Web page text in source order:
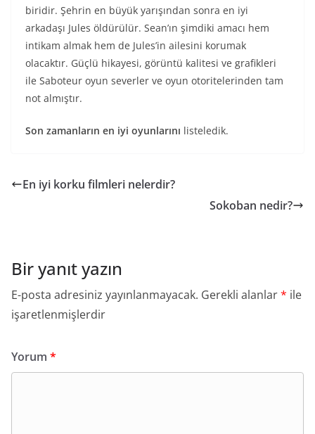
biridir. Şehrin en büyük yarışından sonra en iyi
arkadaşı Jules öldürülür. Sean’ın şimdiki amacı hem
intikam almak hem de Jules’in ailesini korumak
olacaktır. Güçlü hikayesi, görüntü kalitesi ve grafikleri
ile Saboteur oyun severler ve oyun otoritelerinden tam
not almıştır.
Son zamanların en iyi oyunlarını listeledik.
En iyi korku filmleri nelerdir?
Sokoban nedir?
Bir yanıt yazın
E-posta adresiniz yayınlanmayacak. Gerekli alanlar* ile
işaretlenmişlerdir
Yorum *